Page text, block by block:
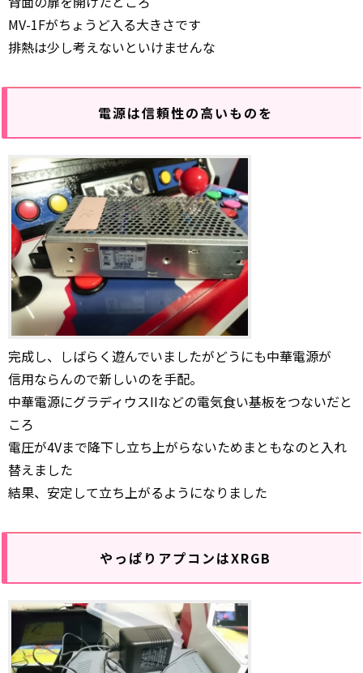
MV-1Fがちょうど入る大きさです
排熱は少し考えないといけませんな
電源は信頼性の高いものを
完成し、しばらく遊んでいましたがどうにも中華電源が
信用ならんので新しいのを手配。
中華電源にグラディウスIIなどの電気食い基板をつないだと
ころ
電圧が4Vまで降下し立ち上がらないためまともなのと入れ
替えました
結果、安定して立ち上がるようになりました
やっぱりアプコンはXRGB